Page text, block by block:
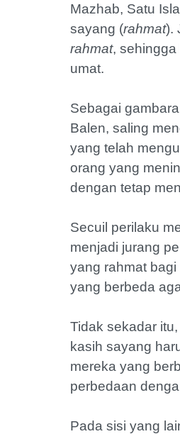
Mazhab, Satu
sayang (rahmat).
rahmat,
umat.
Sebagai
Balen, saling
yang telah
orang yang
dengan tetap
Secuil perilaku
menjadi jurang
yang rahmat
yang berbeda
Tidak sekadar
kasih sayang
mereka yang
perbedaan
Pada sisi yang